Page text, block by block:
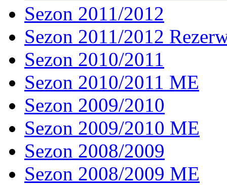
Sezon 2011/2012
Sezon 2011/2012
Sezon 2010/2011
Sezon 2010/2011 ME
Sezon 2009/2010
Sezon 2009/2010 ME
Sezon 2008/2009
Sezon 2008/2009 ME